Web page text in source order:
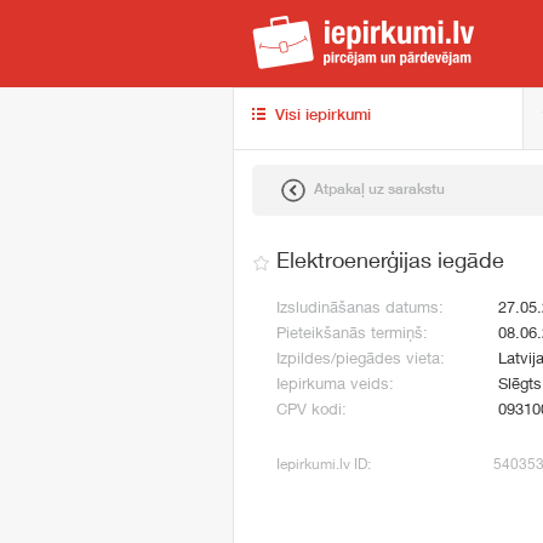
Visi iepirkumi
Atpakaļ uz sarakstu
Elektroenerģijas iegāde
Izsludināšanas datums:
Pieteikšanās termiņš:
Izpildes/piegādes vieta:
Iepirkuma veids:
CPV kodi:
Iepirkumi.lv ID: